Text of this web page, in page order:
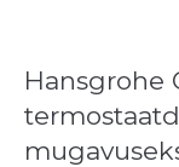
Hansgrohe